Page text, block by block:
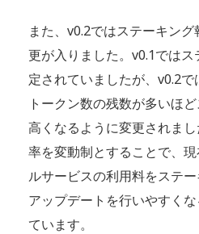
また、v0.2ではステーキン
更が入りました。v0.1では
定されていましたが、v0.2
トークン数の残数が多いほ
高くなるように変更されま
率を変動制とすることで、
ルサービスの利用料をステ
アップデートを行いやすく
ています。